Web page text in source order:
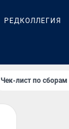
РЕДКОЛЛЕГИЯ
Чек-лист по